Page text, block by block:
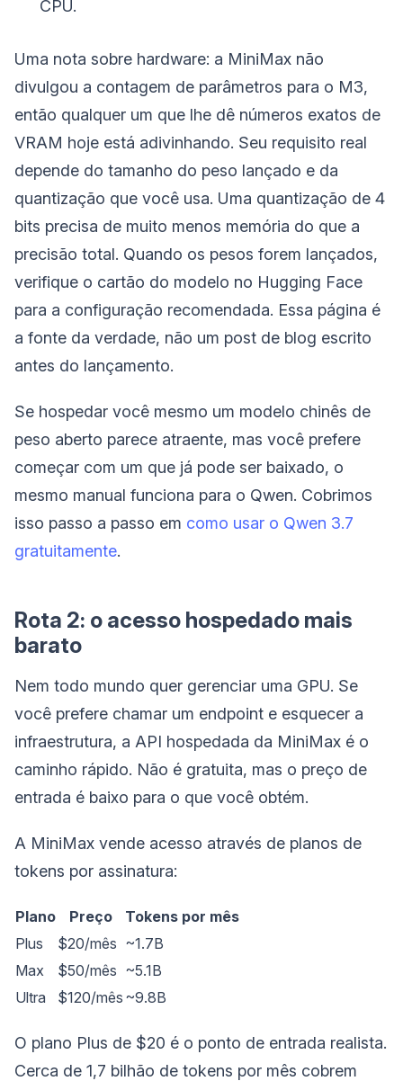
CPU.
Uma nota sobre hardware: a MiniMax não
divulgou a contagem de parâmetros para o M3,
então qualquer um que lhe dê números exatos de
VRAM hoje está adivinhando. Seu requisito real
depende do tamanho do peso lançado e da
quantização que você usa. Uma quantização de 4
bits precisa de muito menos memória do que a
precisão total. Quando os pesos forem lançados,
verifique o cartão do modelo no Hugging Face
para a configuração recomendada. Essa página é
a fonte da verdade, não um post de blog escrito
antes do lançamento.
Se hospedar você mesmo um modelo chinês de
peso aberto parece atraente, mas você prefere
começar com um que já pode ser baixado, o
mesmo manual funciona para o Qwen. Cobrimos
isso passo a passo em como usar o Qwen 3.7
gratuitamente.
Rota 2: o acesso hospedado mais
barato
Nem todo mundo quer gerenciar uma GPU. Se
você prefere chamar um endpoint e esquecer a
infraestrutura, a API hospedada da MiniMax é o
caminho rápido. Não é gratuita, mas o preço de
entrada é baixo para o que você obtém.
A MiniMax vende acesso através de planos de
tokens por assinatura:
Plano Preço
Tokens por mês
Plus
$20/mês ~1.7B
Max
$50/mês ~5.1B
Ultra
$120/mês ~9.8B
O plano Plus de $20 é o ponto de entrada realista.
Cerca de 1,7 bilhão de tokens por mês cobrem